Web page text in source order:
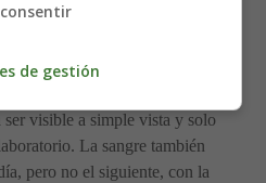
A veces, puede ser incluso
ser visible a simple vista y solo
La sangre también
pero no el siguiente, con la
de gestión